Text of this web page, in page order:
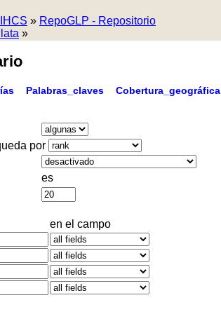
» RepoGLP - Repositorio
»
Palabras_claves Cobertura_geográfica
por
es
en el campo